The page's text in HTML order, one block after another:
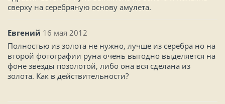
сверху на серебряную основу амулета.
Евгений 16 мая 2012
Полностью из золота не нужно, лучше из серебра но на
второй фотографии руна очень выгодно выделяется на
фоне звезды позолотой, либо она вся сделана из
золота. Как в действительности?